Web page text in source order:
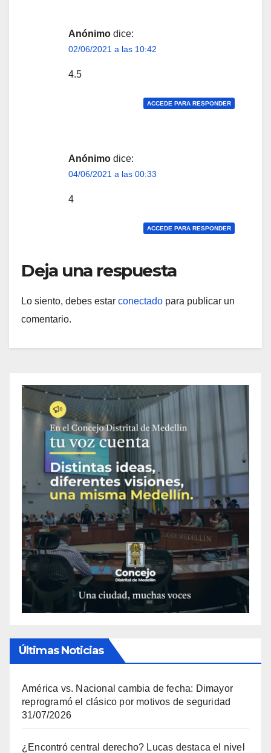
Anónimo dice:
02/06/2021 a las 10:42
4.5
ACCEDE PARA RESPONDER
Anónimo dice:
04/06/2021 a las 00:33
4
ACCEDE PARA RESPONDER
Deja una respuesta
Lo siento, debes estar conectado para publicar un
comentario.
Últimas Noticias
América vs. Nacional cambia de fecha: Dimayor
reprogramó el clásico por motivos de seguridad
31/07/2026
¿Encontró central derecho? Lucas destaca el nivel